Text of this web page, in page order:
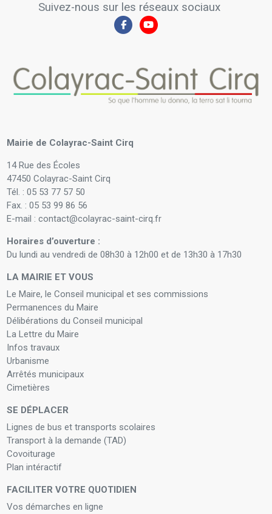
Suivez-nous sur les réseaux sociaux
Mairie de Colayrac-Saint Cirq
14 Rue des Écoles
47450 Colayrac-Saint Cirq
Tél. : 05 53 77 57 50
Fax. : 05 53 99 86 56
E-mail : contact@colayrac-saint-cirq.fr
Horaires d’ouverture :
Du lundi au vendredi de 08h30 à 12h00 et de 13h30 à 17h30
LA MAIRIE ET VOUS
Le Maire, le Conseil municipal et ses commissions
Permanences du Maire
Délibérations du Conseil municipal
La Lettre du Maire
Infos travaux
Urbanisme
Arrêtés municipaux
Cimetières
SE DÉPLACER
Lignes de bus et transports scolaires
Transport à la demande (TAD)
Covoiturage
Plan intéractif
FACILITER VOTRE QUOTIDIEN
Vos démarches en ligne